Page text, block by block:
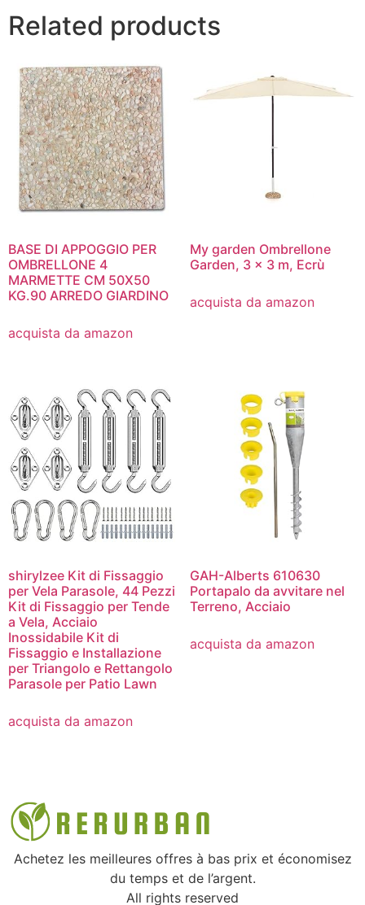
Related products
BASE DI APPOGGIO PER
OMBRELLONE 4
MARMETTE CM 50X50
KG.90 ARREDO GIARDINO
acquista da amazon
My garden Ombrellone
Garden, 3 x 3 m, Ecrù
acquista da amazon
shirylzee Kit di Fissaggio
per Vela Parasole, 44 Pezzi
Kit di Fissaggio per Tende
a Vela, Acciaio
Inossidabile Kit di
Fissaggio e Installazione
per Triangolo e Rettangolo
Parasole per Patio Lawn
acquista da amazon
GAH-Alberts 610630
Portapalo da avvitare nel
Terreno, Acciaio
acquista da amazon
Achetez les meilleures offres à bas prix et économisez
du temps et de l’argent.
All rights reserved